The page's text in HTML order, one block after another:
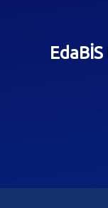
EdaBİS